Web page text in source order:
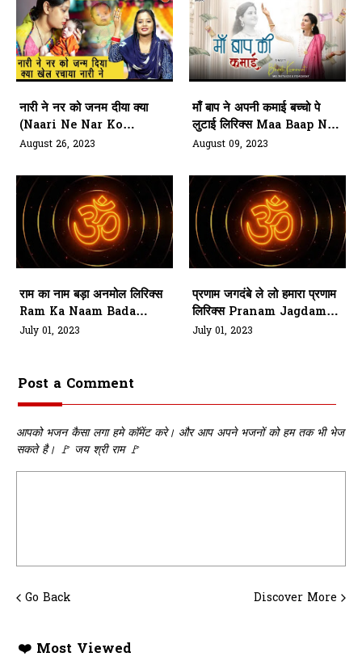
नारी ने नर को जनम दीया क्या
(Naari Ne Nar Ko
Janam Diya Kya Khel
August 26, 2023
माँ बाप ने अपनी कमाई बच्चो पे
लुटाई लिरिक्स Maa Baap Ne
Apne Kamai Baccho Pe
August 09, 2023
राम का नाम बड़ा अनमोल लिरिक्स
Ram Ka Naam Bada
Anmol Lyrics
July 01, 2023
प्रणाम जगदंबे ले लो हमारा प्रणाम
लिरिक्स Pranam Jagdambe
Le Lo Hamara Pranam
July 01, 2023
Post a Comment
आपको भजन कैसा लगा हमे कॉमेंट करे। और आप अपने भजनों को हम तक भी भेज
सकते है। 🚩 जय श्री राम 🚩
Go Back Discover More
❤️ Most Viewed